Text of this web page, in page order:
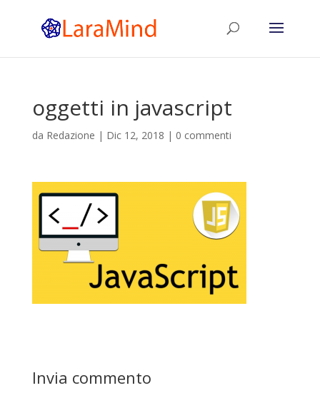
oggetti in javascript
da Redazione | Dic 12, 2018 | 0 commenti
Invia commento